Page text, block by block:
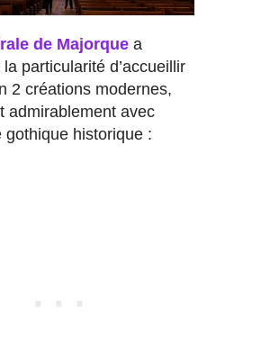
de Majorque a
particularité d’accueillir
2 créations modernes,
admirablement avec
gothique historique :